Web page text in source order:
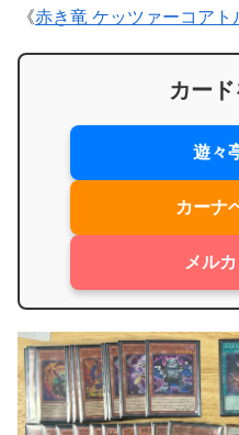
《赤き竜 ケッツァーコアト
カー
遊々
カーナ
メル